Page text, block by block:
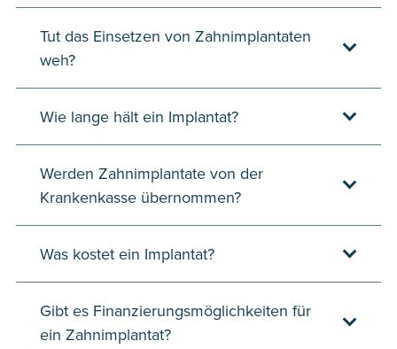
Tut das Einsetzen von Zahnimplantaten
weh?
Wie lange hält ein Implantat?
Werden Zahnimplantate von der
Krankenkasse übernommen?
Was kostet ein Implantat?
Gibt es Finanzierungsmöglichkeiten für
ein Zahnimplantat?